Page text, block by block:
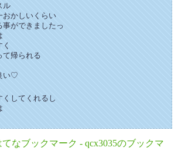
ル
おかしいくらい
ができましたっ
て帰られる
い♡
くしてくれるし
てなブックマーク - qcx3035のブックマ